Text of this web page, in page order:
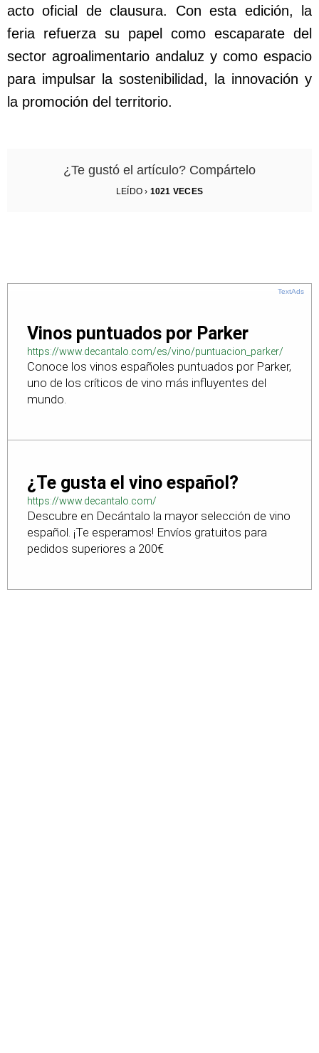
acto oficial de clausura. Con esta edición, la
feria refuerza su papel como escaparate del
sector agroalimentario andaluz y como espacio
para impulsar la sostenibilidad, la innovación y
la promoción del territorio.
¿Te gustó el artículo? Compártelo
LEÍDO › 1021 VECES
TextAds
Vinos puntuados por Parker
https://www.decantalo.com/es/vino/puntuacion_parker/
Conoce los vinos españoles puntuados por Parker,
uno de los críticos de vino más influyentes del
mundo.
¿Te gusta el vino español?
https://www.decantalo.com/
Descubre en Decántalo la mayor selección de vino
español. ¡Te esperamos! Envíos gratuitos para
pedidos superiores a 200€